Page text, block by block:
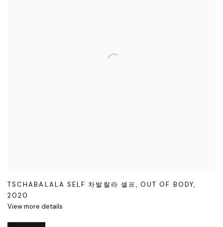
TSCHABALALA SELF 차발랄라 셀프,OUT OF BODY,
2020
View more details